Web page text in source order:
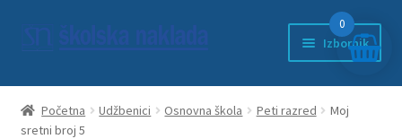
Izbornik
Početna
Anketni list
Početna Udžbenici Osnovna škola Peti razred
Moj
sretni broj 5
0